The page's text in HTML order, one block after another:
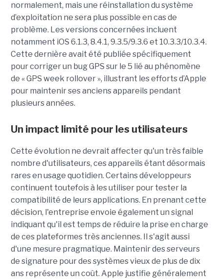
normalement, mais une réinstallation du système
d’exploitation ne sera plus possible en cas de
problème. Les versions concernées incluent
notamment iOS 6.1.3, 8.4.1, 9.3.5/9.3.6 et 10.3.3/10.3.4.
Cette dernière avait été publiée spécifiquement
pour corriger un bug GPS sur le 5 lié au phénomène
de « GPS week rollover », illustrant les efforts d’Apple
pour maintenir ses anciens appareils pendant
plusieurs années.
Un impact limité pour les utilisateurs
Cette évolution ne devrait affecter qu'un très faible
nombre d'utilisateurs, ces appareils étant désormais
rares en usage quotidien. Certains développeurs
continuent toutefois à les utiliser pour tester la
compatibilité de leurs applications. En prenant cette
décision, l'entreprise envoie également un signal
indiquant qu'il est temps de réduire la prise en charge
de ces plateformes très anciennes. Il s'agit aussi
d'une mesure pragmatique. Maintenir des serveurs
de signature pour des systèmes vieux de plus de dix
ans représente un coût. Apple justifie généralement